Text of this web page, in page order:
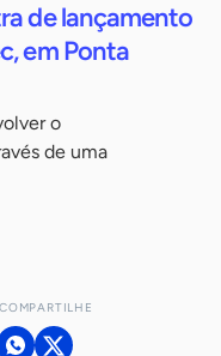
de lançamento
em Ponta
o
de uma
COMPARTILHE